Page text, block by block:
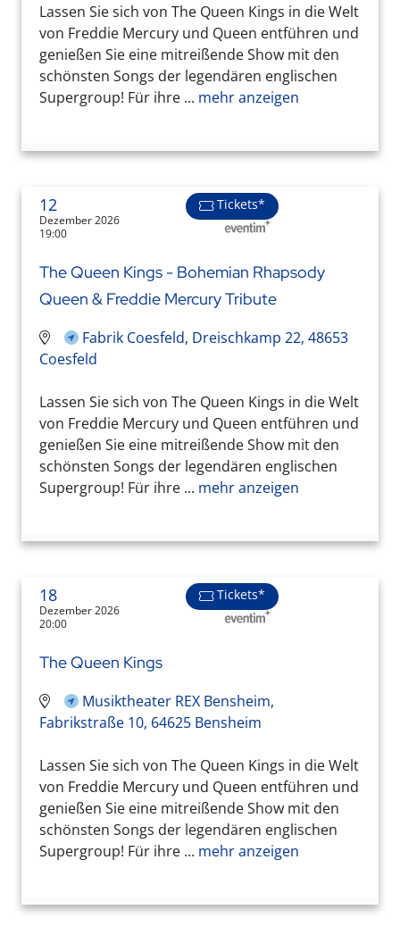
Lassen Sie sich von The Queen Kings in die Welt
von Freddie Mercury und Queen entführen und
genießen Sie eine mitreißende Show mit den
schönsten Songs der legendären englischen
Supergroup! Für ihre ... mehr anzeigen
12
Dezember 2026
19:00
Tickets*
The Queen Kings - Bohemian Rhapsody
Queen & Freddie Mercury Tribute
Fabrik Coesfeld, Dreischkamp 22, 48653
Coesfeld
Lassen Sie sich von The Queen Kings in die Welt
von Freddie Mercury und Queen entführen und
genießen Sie eine mitreißende Show mit den
schönsten Songs der legendären englischen
Supergroup! Für ihre ... mehr anzeigen
18
Dezember 2026
20:00
Tickets*
The Queen Kings
Musiktheater REX Bensheim,
Fabrikstraße 10, 64625 Bensheim
Lassen Sie sich von The Queen Kings in die Welt
von Freddie Mercury und Queen entführen und
genießen Sie eine mitreißende Show mit den
schönsten Songs der legendären englischen
Supergroup! Für ihre ... mehr anzeigen